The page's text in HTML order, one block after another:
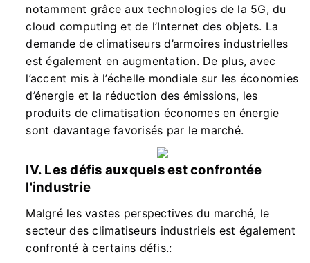
notamment grâce aux technologies de la 5G, du
cloud computing et de l’Internet des objets. La
demande de climatiseurs d’armoires industrielles
est également en augmentation. De plus, avec
l’accent mis à l’échelle mondiale sur les économies
d’énergie et la réduction des émissions, les
produits de climatisation économes en énergie
sont davantage favorisés par le marché.
IV. Les défis auxquels est confrontée
l'industrie
Malgré les vastes perspectives du marché, le
secteur des climatiseurs industriels est également
confronté à certains défis.: